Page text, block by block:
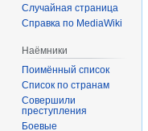
Случайная страница
Справка по MediaWiki
Наёмники
Поимённый список
Список по странам
Совершили
преступления
Боевые